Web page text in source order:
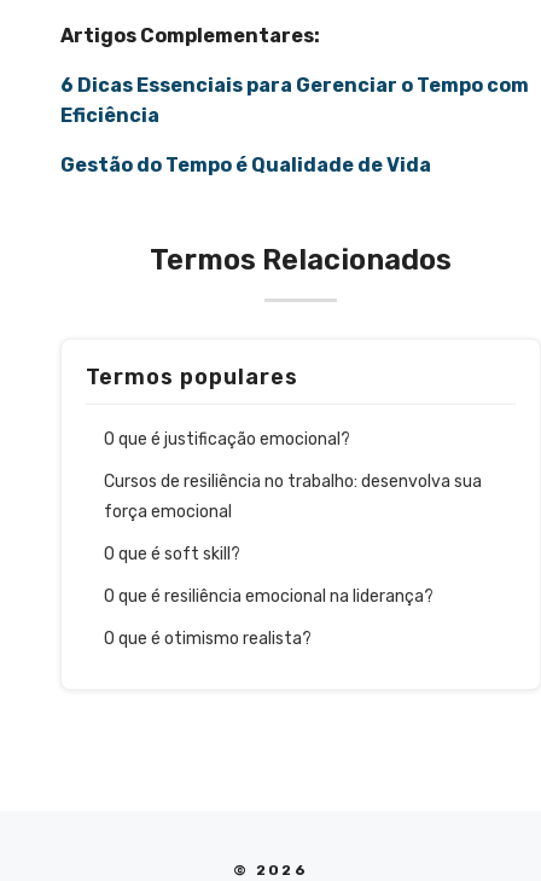
Artigos Complementares:
6 Dicas Essenciais para Gerenciar o Tempo com
Eficiência
Gestão do Tempo é Qualidade de Vida
Termos Relacionados
Termos populares
O que é justificação emocional?
Cursos de resiliência no trabalho: desenvolva sua
força emocional
O que é soft skill?
O que é resiliência emocional na liderança?
O que é otimismo realista?
© 2026